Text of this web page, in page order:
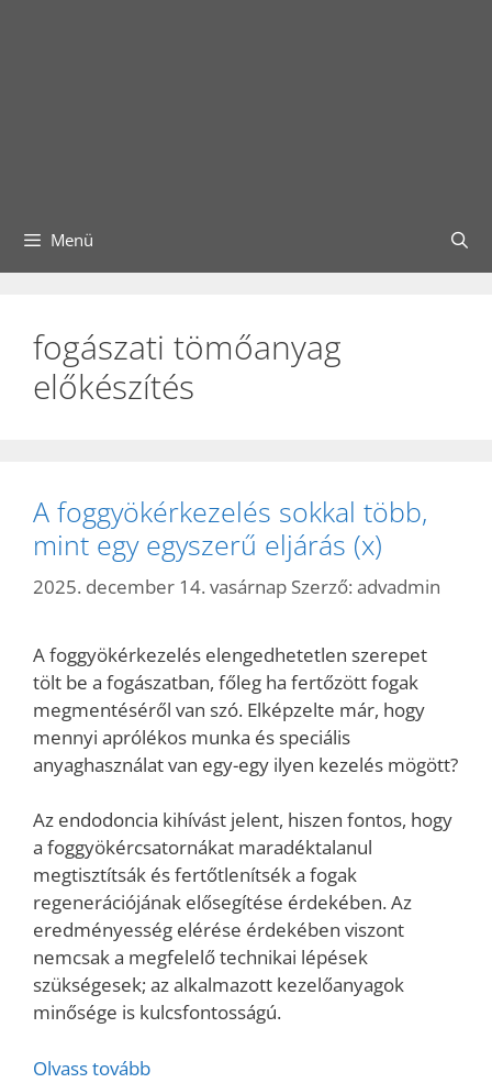
Menü
fogászati tömőanyag
előkészítés
A foggyökérkezelés sokkal több,
mint egy egyszerű eljárás (x)
2025. december 14. vasárnap Szerző: advadmin
A foggyökérkezelés elengedhetetlen szerepet
tölt be a fogászatban, főleg ha fertőzött fogak
megmentéséről van szó. Elképzelte már, hogy
mennyi aprólékos munka és speciális
anyaghasználat van egy-egy ilyen kezelés mögött?
Az endodoncia kihívást jelent, hiszen fontos, hogy
a foggyökércsatornákat maradéktalanul
megtisztítsák és fertőtlenítsék a fogak
regenerációjának elősegítése érdekében. Az
eredményesség elérése érdekében viszont
nemcsak a megfelelő technikai lépések
szükségesek; az alkalmazott kezelőanyagok
minősége is kulcsfontosságú.
Olvass tovább